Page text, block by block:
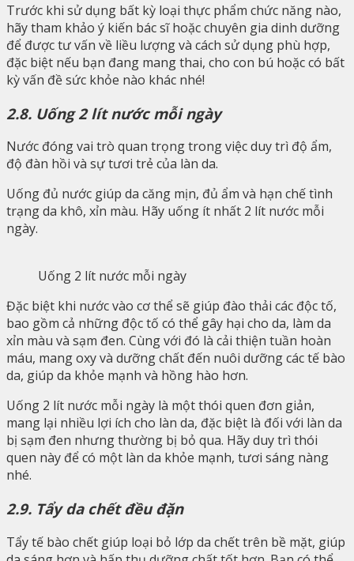
Trước khi sử dụng bất kỳ loại thực phẩm chức năng nào,
hãy tham khảo ý kiến bác sĩ hoặc chuyên gia dinh dưỡng
để được tư vấn về liều lượng và cách sử dụng phù hợp,
đặc biệt nếu bạn đang mang thai, cho con bú hoặc có bất
kỳ vấn đề sức khỏe nào khác nhé!
2.8. Uống 2 lít nước mỗi ngày
Nước đóng vai trò quan trọng trong việc duy trì độ ẩm,
độ đàn hồi và sự tươi trẻ của làn da.
Uống đủ nước giúp da căng mịn, đủ ẩm và hạn chế tình
trạng da khô, xỉn màu. Hãy uống ít nhất 2 lít nước mỗi
ngày.
Uống 2 lít nước mỗi ngày
Đặc biệt khi nước vào cơ thể sẽ giúp đào thải các độc tố,
bao gồm cả những độc tố có thể gây hại cho da, làm da
xỉn màu và sạm đen. Cùng với đó là cải thiện tuần hoàn
máu, mang oxy và dưỡng chất đến nuôi dưỡng các tế bào
da, giúp da khỏe mạnh và hồng hào hơn.
Uống 2 lít nước mỗi ngày là một thói quen đơn giản,
mang lại nhiều lợi ích cho làn da, đặc biệt là đối với làn da
bị sạm đen nhưng thường bị bỏ qua. Hãy duy trì thói
quen này để có một làn da khỏe mạnh, tươi sáng nàng
nhé.
2.9. Tẩy da chết đều đặn
Tẩy tế bào chết giúp loại bỏ lớp da chết trên bề mặt, giúp